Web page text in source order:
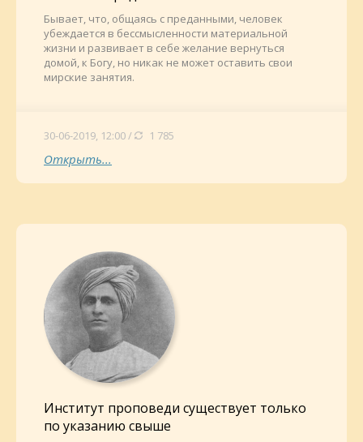
Бывает, что, общаясь с преданными, человек
убеждается в бессмысленности материальной
жизни и развивает в себе желание вернуться
домой, к Богу, но никак не может оставить свои
мирские занятия.
30-06-2019, 12:00 / 1 785
Открыть...
Институт проповеди существует только
по указанию свыше